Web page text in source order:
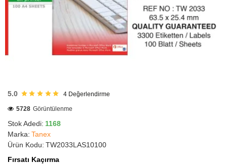
5.0 4 Değerlendirme
Stok Adedi: 1168
Marka: Tanex
Ürün Kodu: TW2033LAS10100
5728 Görüntülenme
Fırsatı Kaçırma